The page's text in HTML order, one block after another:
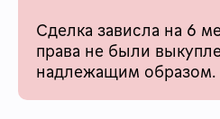
Сделка зависла на 6
права не были
надлежащим образом.